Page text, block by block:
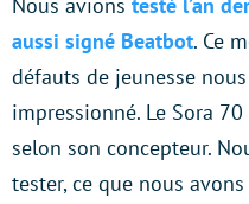
aussi signé Beatbot. Ce
défauts de jeunesse
impressionné. Le Sora
selon son concepteur.
tester, ce que nous